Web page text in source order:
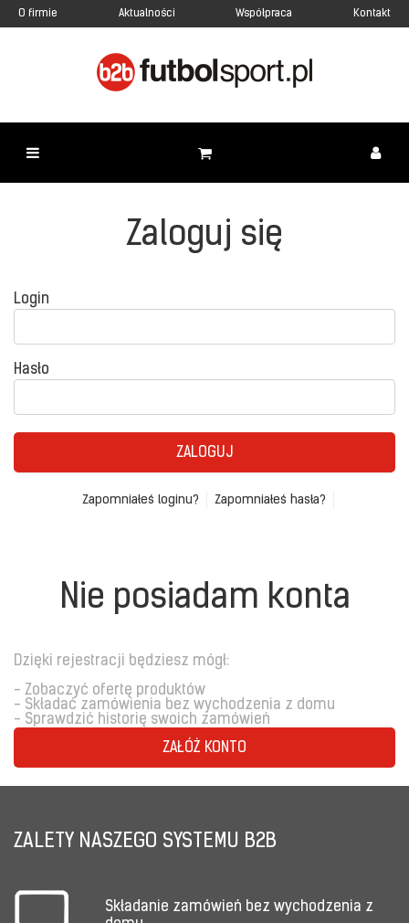
O firmie Aktualności Współpraca Kontakt
Zaloguj się
Login
Hasło
ZALOGUJ
Zapomniałeś loginu? Zapomniałeś hasła?
Nie posiadam konta
Dzięki rejestracji będziesz mógł:
- Zobaczyć ofertę produktów
- Składać zamówienia bez wychodzenia z domu
- Sprawdzić historię swoich zamówień
ZAŁÓŻ KONTO
ZALETY NASZEGO SYSTEMU B2B
Składanie zamówień bez wychodzenia z